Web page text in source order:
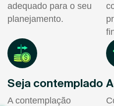
adequado para o seu
planejamento.
Seja contemplado
A contemplação